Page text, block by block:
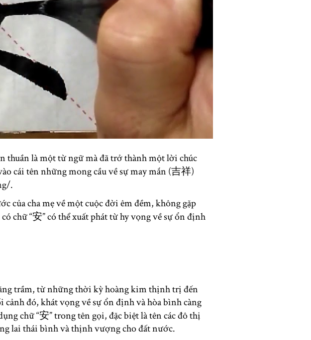
thuần là một từ ngữ mà đã trở thành một lời chúc
cái tên những mong cầu về sự may mắn (吉祥)
.
của cha mẹ về một cuộc đời êm đềm, không gặp
chữ “安” có thể xuất phát từ hy vọng về sự ổn định
trầm, từ những thời kỳ hoàng kim thịnh trị đến
đó, khát vọng về sự ổn định và hòa bình càng
chữ “安” trong tên gọi, đặc biệt là tên các đô thị
lai thái bình và thịnh vượng cho đất nước.